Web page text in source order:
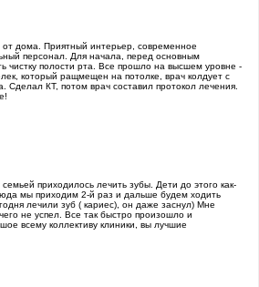
от дома. Приятный интерьер, современное
персонал. Для начала, перед основным
чистку полости рта. Все прошло на высшем уровне -
который ращмещен на потолке, врач колдует с
Сделал КТ, потом врач составил протокол лечения.
приходилось лечить зубы. Дети до этого как-
мы приходим 2-й раз и дальше будем ходить
лечили зуб ( кариес), он даже заснул) Мне
не успел. Все так быстро произошло и
всему коллективу клиники, вы лучшие